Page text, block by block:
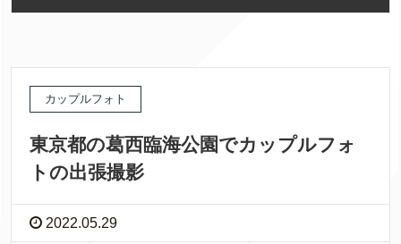
カップルフォト
東京都の葛西臨海公園でカップルフォ
トの出張撮影
2022.05.29